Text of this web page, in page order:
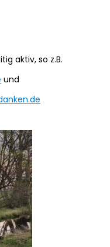
aktiv, so z.B.
und